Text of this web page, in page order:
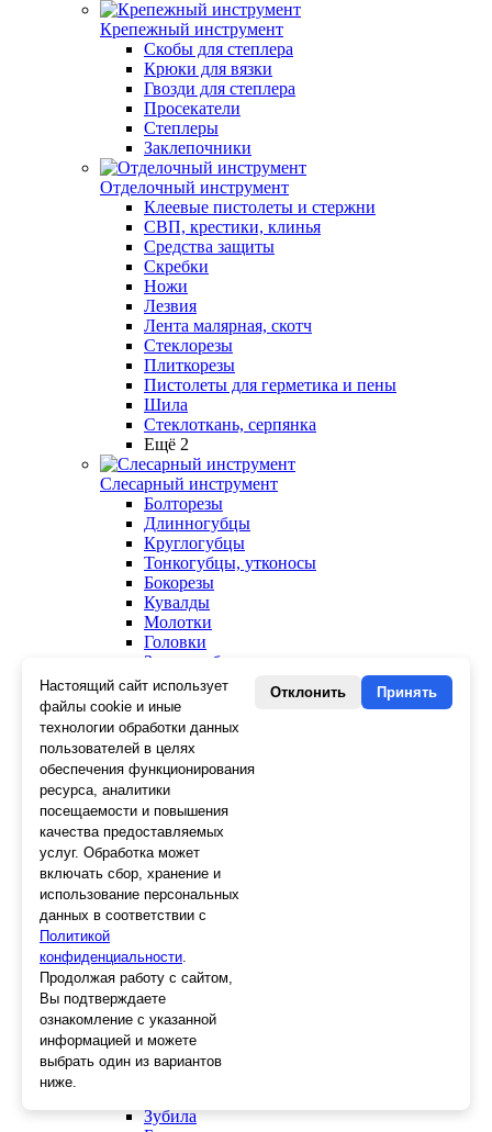
Крепежный инструмент
Скобы для степлера
Крюки для вязки
Гвозди для степлера
Просекатели
Степлеры
Заклепочники
Отделочный инструмент
Клеевые пистолеты и стержни
СВП, крестики, клинья
Средства защиты
Скребки
Ножи
Лезвия
Лента малярная, скотч
Стеклорезы
Плиткорезы
Пистолеты для герметика и пены
Шила
Стеклоткань, серпянка
Ещё 2
Слесарный инструмент
Болторезы
Длинногубцы
Круглогубцы
Тонкогубцы, утконосы
Бокорезы
Кувалды
Молотки
Головки
Зенкера, бородки, кернеры
Керны
Патроны, переходники
Ножницы электрика
Стопорные кольца
Съемники стопорных колец
Пинцеты
Магниты
Клещи для изоляции
Кабелерезы
Гайкорезы
Зажимы ручные
Подшипники
Тиски
Плоскогубцы
Отвертки
Ножницы по металлу
Напильники, рашпили
Наборы инструментов
Кусачки
Зубила
Настоящий сайт использует
файлы cookie и иные
технологии обработки данных
пользователей в целях
обеспечения функционирования
ресурса, аналитики
посещаемости и повышения
качества предоставляемых
услуг. Обработка может
включать сбор, хранение и
использование персональных
данных в соответствии с
Политикой
конфиденциальности.
Продолжая работу с сайтом,
Вы подтверждаете
ознакомление с указанной
информацией и можете
выбрать один из вариантов
ниже.
Отклонить Принять